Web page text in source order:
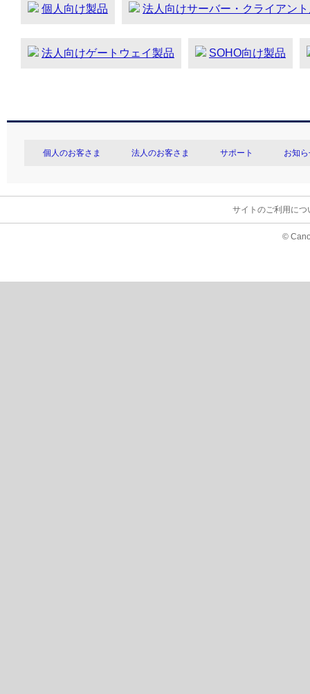
個人向け製品 法人向けサーバー・クライアン
法人向けゲートウェイ製品 SOHO向け製品
個人のお客さま 法人のお客さま サポート お知
サイトのご利用につ
©